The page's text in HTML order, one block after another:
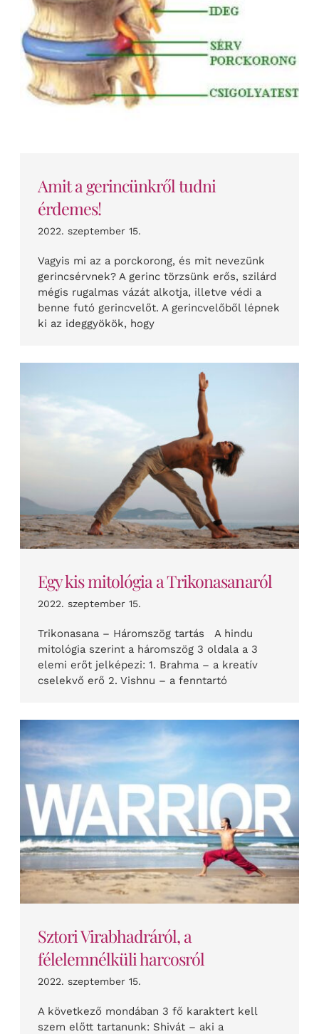
Amit a gerincünkről tudni
érdemes!
2022. szeptember 15.
Vagyis mi az a porckorong, és mit nevezünk
gerincsérvnek? A gerinc törzsünk erős, szilárd
mégis rugalmas vázát alkotja, illetve védi a
benne futó gerincvelőt. A gerincvelőből lépnek
ki az ideggyökök, hogy
Egy kis mitológia a Trikonasanaról
2022. szeptember 15.
Trikonasana – Háromszög tartás A hindu
mitológia szerint a háromszög 3 oldala a 3
elemi erőt jelképezi: 1. Brahma – a kreatív
cselekvő erő 2. Vishnu – a fenntartó
Sztori Virabhadráról, a
félelemnélküli harcosról
2022. szeptember 15.
A következő mondában 3 fő karaktert kell
szem előtt tartanunk: Shivát – aki a